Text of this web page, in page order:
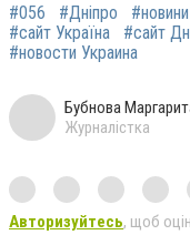
#056 #Дніпро
#сайт Україна
#сайт
#новости Украина
Бубнова
Журналістка
Авторизуйтесь, щоб